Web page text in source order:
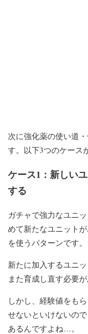
次に強化薬の使い道
す。以下3つのケース
ケース1：新しい
する
ガチャで強力なユニ
めて新たなユニット
を使うパターンです。
新たに加入するユニ
また育成し直す必要が
しかし、経験値をも
せないといけないの
あるんですよね…。